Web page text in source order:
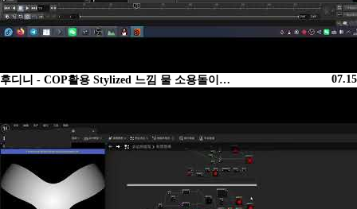
07.15
후디니 - COP활용 Stylized 느낌 물 소용돌이…